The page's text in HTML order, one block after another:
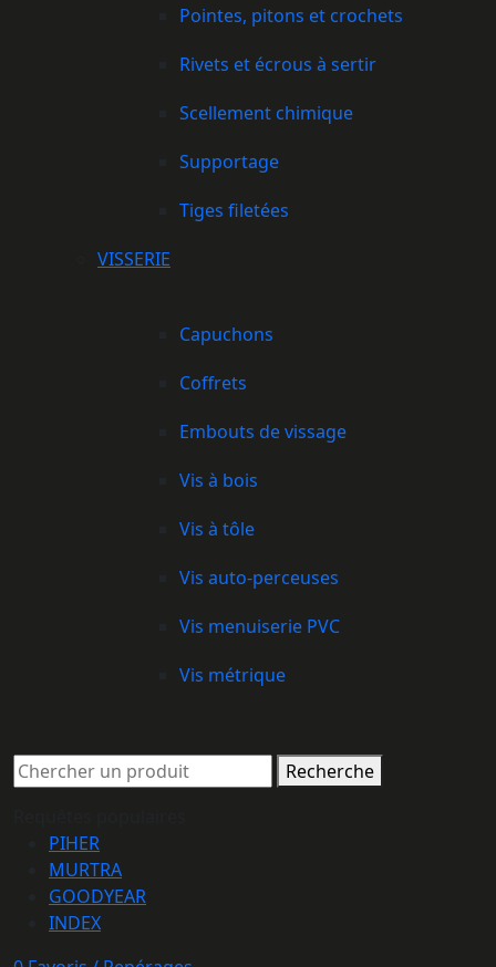
Pointes, pitons et crochets
Rivets et écrous à sertir
Scellement chimique
Supportage
Tiges filetées
VISSERIE
Capuchons
Coffrets
Embouts de vissage
Vis à bois
Vis à tôle
Vis auto-perceuses
Vis menuiserie PVC
Vis métrique
Recherche
PIHER
MURTRA
GOODYEAR
INDEX